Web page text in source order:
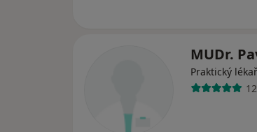
MUDr.
Praktický lékař